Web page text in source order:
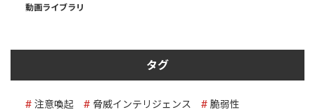
動画ライブラリ
タグ
注意喚起 脅威インテリジェンス
脆弱性